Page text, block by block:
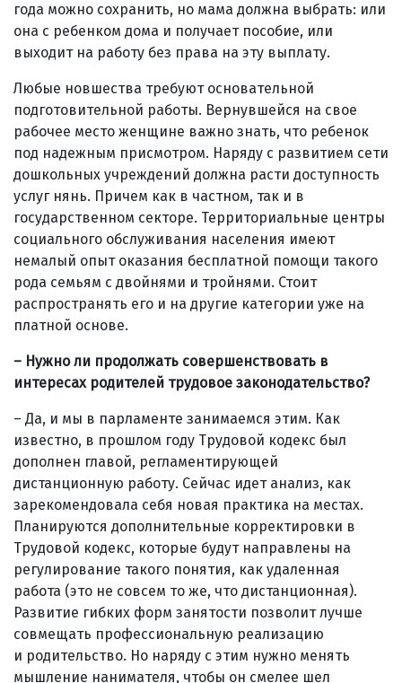
года можно сохранить, но мама должна выбрать: или
она с ребенком дома и получает пособие, или
выходит на работу без права на эту выплату.
Любые новшества требуют основательной
подготовительной работы. Вернувшейся на свое
рабочее место женщине важно знать, что ребенок
под надежным присмотром. Наряду с развитием сети
дошкольных учреждений должна расти доступность
услуг нянь. Причем как в частном, так и в
государственном секторе. Территориальные центры
социального обслуживания населения имеют
немалый опыт оказания бесплатной помощи такого
рода семьям с двойнями и тройнями. Стоит
распространять его и на другие категории уже на
платной основе.
– Нужно ли продолжать совершенствовать в
интересах родителей трудовое законодательство?
– Да, и мы в парламенте занимаемся этим. Как
известно, в прошлом году Трудовой кодекс был
дополнен главой, регламентирующей
дистанционную работу. Сейчас идет анализ, как
зарекомендовала себя новая практика на местах.
Планируются дополнительные корректировки в
Трудовой кодекс, которые будут направлены на
регулирование такого понятия, как удаленная
работа (это не совсем то же, что дистанционная).
Развитие гибких форм занятости позволит лучше
совмещать профессиональную реализацию
и родительство. Но наряду с этим нужно менять
мышление нанимателя, чтобы он смелее шел